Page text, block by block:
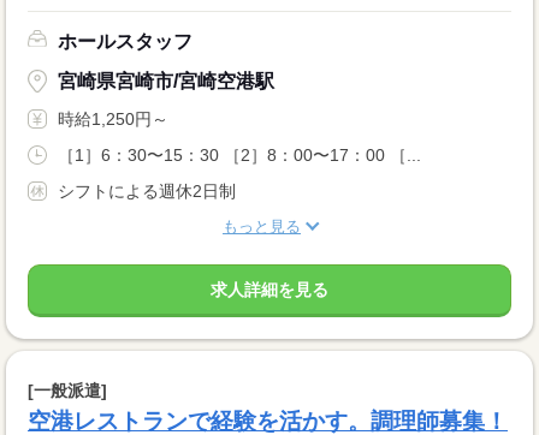
ホールスタッフ
宮崎県宮崎市/宮崎空港駅
時給1,250円～
［1］6：30〜15：30 ［2］8：00〜17：00 ［...
シフトによる週休2日制
もっと見る
求人詳細を見る
[一般派遣]
空港レストランで経験を活かす。調理師募集！